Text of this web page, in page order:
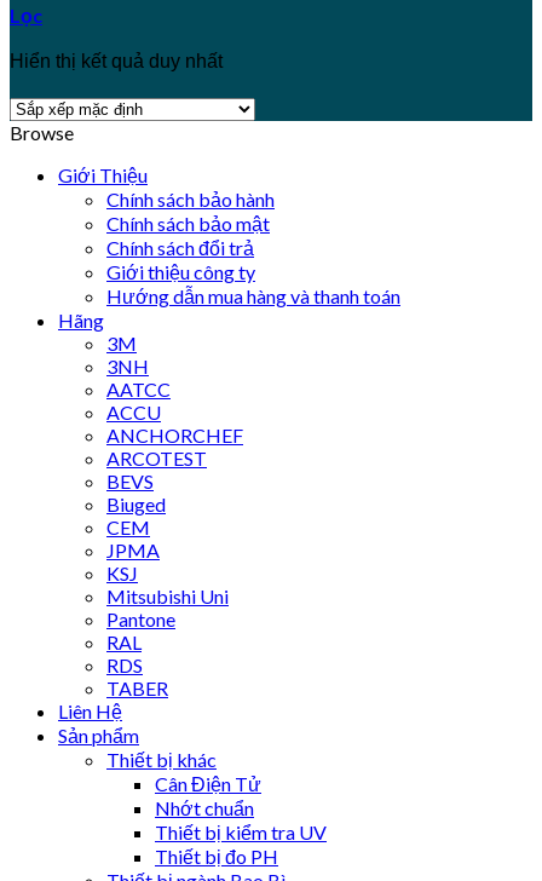
Lọc
Hiển thị kết quả duy nhất
Browse
Giới Thiệu
Chính sách bảo hành
Chính sách bảo mật
Chính sách đổi trả
Giới thiệu công ty
Hướng dẫn mua hàng và thanh toán
Hãng
3M
3NH
AATCC
ACCU
ANCHORCHEF
ARCOTEST
BEVS
Biuged
CEM
JPMA
KSJ
Mitsubishi Uni
Pantone
RAL
RDS
TABER
Liên Hệ
Sản phẩm
Thiết bị khác
Cân Điện Tử
Nhớt chuẩn
Thiết bị kiểm tra UV
Thiết bị đo PH